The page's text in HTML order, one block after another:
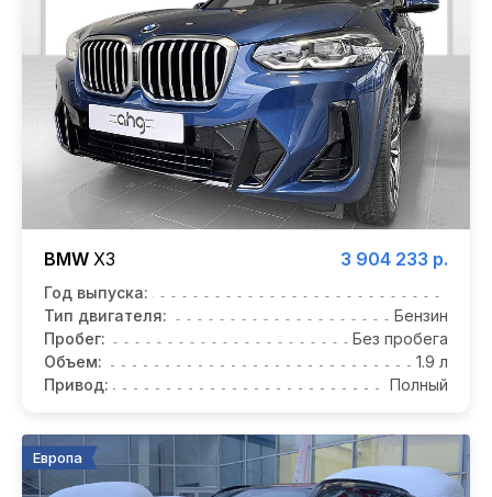
BMW X3 3 904 233 р.
Год выпуска:
Тип двигателя:
Бензин
Пробег:
Без пробега
Объем:
1.9 л
Привод:
Полный
Европа